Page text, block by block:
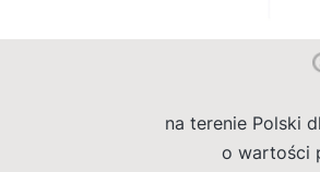
na terenie Polski
o wartości